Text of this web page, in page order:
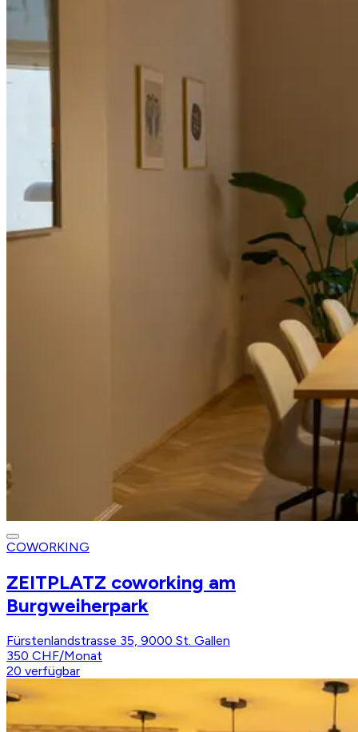
COWORKING
ZEITPLATZ coworking am
Burgweiherpark
Fürstenlandstrasse 35, 9000 St. Gallen
350 CHF/Monat
20 verfügbar